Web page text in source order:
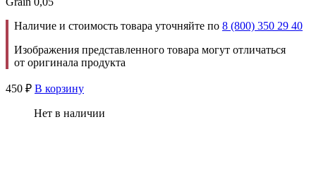
Наличие и стоимость товара уточняйте по 8 (800) 350 29 40
Изображения представленного товара могут отличаться
от оригинала продукта
450 ₽ В корзину
Нет в наличии